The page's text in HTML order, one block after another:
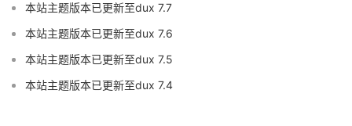
本站主题版本已更新至dux 7.7
本站主题版本已更新至dux 7.6
本站主题版本已更新至dux 7.5
本站主题版本已更新至dux 7.4